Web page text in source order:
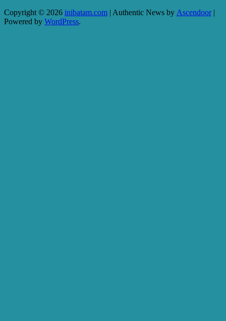
Copyright © 2026 inibatam.com | Authentic News by Ascendoor|
Powered by WordPress.